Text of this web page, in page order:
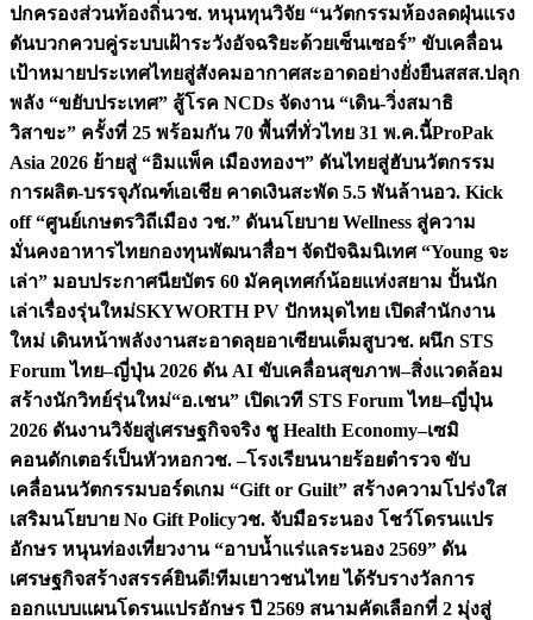
ปกครองส่วนท้องถิ่นวช. หนุนทุนวิจัย “นวัตกรรมห้องลดฝุ่นแรง
ดันบวกควบคู่ระบบเฝ้าระวังอัจฉริยะด้วยเซ็นเซอร์” ขับเคลื่อน
เป้าหมายประเทศไทยสู่สังคมอากาศสะอาดอย่างยั่งยืนสสส.ปลุก
พลัง “ขยับประเทศ” สู้โรค NCDs จัดงาน “เดิน-วิ่งสมาธิ
วิสาขะ” ครั้งที่ 25 พร้อมกัน 70 พื้นที่ทั่วไทย 31 พ.ค.นี้ProPak
Asia 2026 ย้ายสู่ “อิมแพ็ค เมืองทองฯ” ดันไทยสู่ฮับนวัตกรรม
การผลิต-บรรจุภัณฑ์เอเชีย คาดเงินสะพัด 5.5 พันล้านอว. Kick
off “ศูนย์เกษตรวิถีเมือง วช.” ดันนโยบาย Wellness สู่ความ
มั่นคงอาหารไทยกองทุนพัฒนาสื่อฯ จัดปัจฉิมนิเทศ “Young จะ
เล่า” มอบประกาศนียบัตร 60 มัคคุเทศก์น้อยแห่งสยาม ปั้นนัก
เล่าเรื่องรุ่นใหม่SKYWORTH PV ปักหมุดไทย เปิดสำนักงาน
ใหม่ เดินหน้าพลังงานสะอาดลุยอาเซียนเต็มสูบวช. ผนึก STS
Forum ไทย–ญี่ปุ่น 2026 ดัน AI ขับเคลื่อนสุขภาพ–สิ่งแวดล้อม
สร้างนักวิทย์รุ่นใหม่“อ.เชน” เปิดเวที STS Forum ไทย–ญี่ปุ่น
2026 ดันงานวิจัยสู่เศรษฐกิจจริง ชู Health Economy–เซมิ
คอนดักเตอร์เป็นหัวหอกวช. –โรงเรียนนายร้อยตำรวจ ขับ
เคลื่อนนวัตกรรมบอร์ดเกม “Gift or Guilt” สร้างความโปร่งใส
เสริมนโยบาย No Gift Policyวช. จับมือระนอง โชว์โดรนแปร
อักษร หนุนท่องเที่ยวงาน “อาบน้ำแร่แลระนอง 2569” ดัน
เศรษฐกิจสร้างสรรค์ยินดี!ทีมเยาวชนไทย ได้รับรางวัลการ
ออกแบบแผนโดรนแปรอักษร ปี 2569 สนามคัดเลือกที่ 2 มุ่งสู่